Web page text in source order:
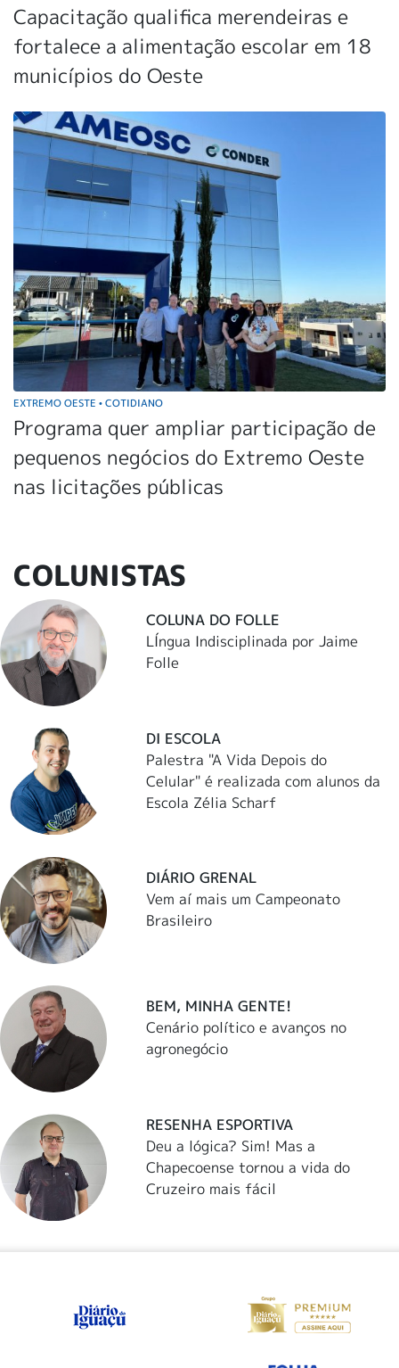
Capacitação qualifica merendeiras e
fortalece a alimentação escolar em 18
municípios do Oeste
EXTREMO OESTE • COTIDIANO
Programa quer ampliar participação de
pequenos negócios do Extremo Oeste
nas licitações públicas
COLUNISTAS
COLUNA DO FOLLE
LÍngua Indisciplinada por Jaime
Folle
DI ESCOLA
Palestra "A Vida Depois do
Celular" é realizada com alunos da
Escola Zélia Scharf
DIÁRIO GRENAL
Vem aí mais um Campeonato
Brasileiro
BEM, MINHA GENTE!
Cenário político e avanços no
agronegócio
RESENHA ESPORTIVA
Deu a lógica? Sim! Mas a
Chapecoense tornou a vida do
Cruzeiro mais fácil